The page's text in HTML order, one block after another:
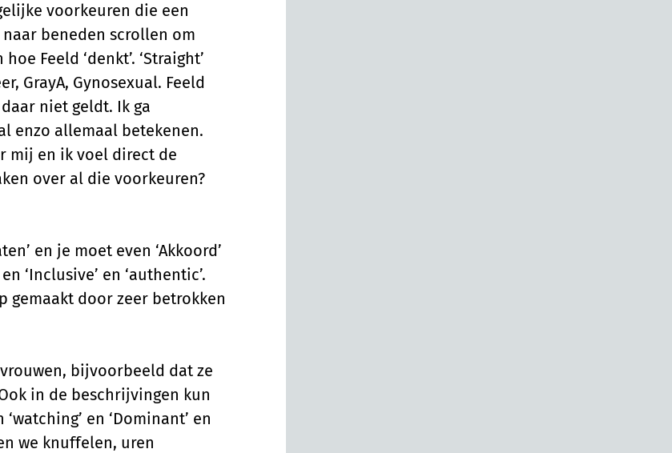
voorkeuren die een
beneden scrollen om
Feeld ‘denkt’. ‘Straight’
GrayA, Gynosexual. Feeld
niet geldt. Ik ga
enzo allemaal betekenen.
mij en ik voel direct de
over al die voorkeuren?
en je moet even ‘Akkoord’
‘Inclusive’ en ‘authentic’.
gemaakt door zeer betrokken
bijvoorbeeld dat ze
in de beschrijvingen kun
en ‘Dominant’ en
we knuffelen, uren